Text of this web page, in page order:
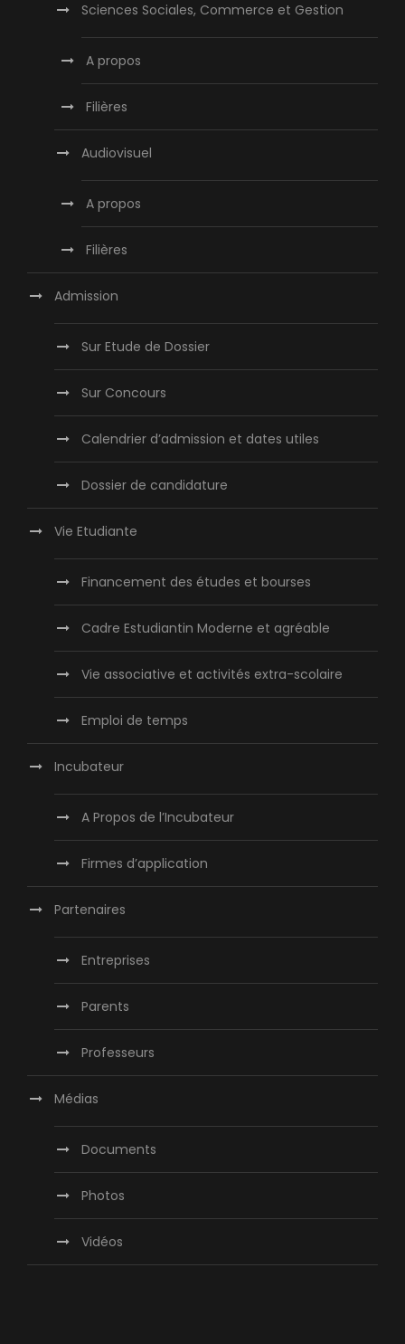
Sciences Sociales, Commerce et Gestion
A propos
Filières
Audiovisuel
A propos
Filières
Admission
Sur Etude de Dossier
Sur Concours
Calendrier d’admission et dates utiles
Dossier de candidature
Vie Etudiante
Financement des études et bourses
Cadre Estudiantin Moderne et agréable
Vie associative et activités extra-scolaire
Emploi de temps
Incubateur
A Propos de l’Incubateur
Firmes d’application
Partenaires
Entreprises
Parents
Professeurs
Médias
Documents
Photos
Vidéos